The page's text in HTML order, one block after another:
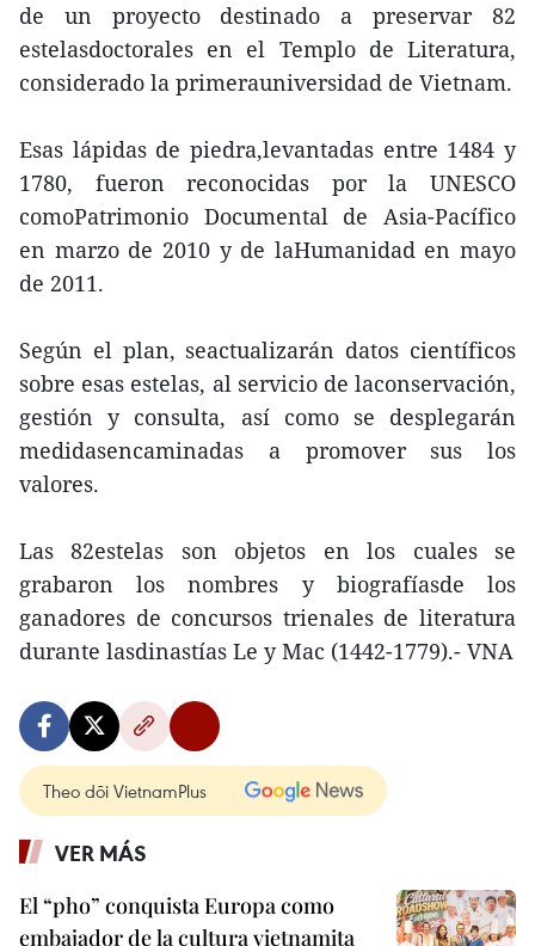
de un proyecto destinado a preservar 82
estelasdoctorales en el Templo de Literatura,
considerado la primerauniversidad de Vietnam.
Esas lápidas de piedra,levantadas entre 1484 y
1780, fueron reconocidas por la UNESCO
comoPatrimonio Documental de Asia-Pacífico
en marzo de 2010 y de laHumanidad en mayo
de 2011.
Según el plan, seactualizarán datos científicos
sobre esas estelas, al servicio de laconservación,
gestión y consulta, así como se desplegarán
medidasencaminadas a promover sus los
valores.
Las 82estelas son objetos en los cuales se
grabaron los nombres y biografíasde los
ganadores de concursos trienales de literatura
durante lasdinastías Le y Mac (1442-1779).- VNA
Theo dõi VietnamPlus
VER MÁS
El “pho” conquista Europa como
embajador de la cultura vietnamita